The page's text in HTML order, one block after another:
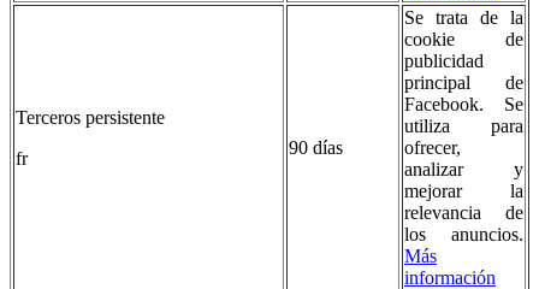
Terceros persistente
fr
90 días
Se trata de la
cookie de
publicidad
principal de
Facebook. Se
utiliza para
ofrecer,
analizar y
mejorar la
relevancia de
los anuncios.
Más
información